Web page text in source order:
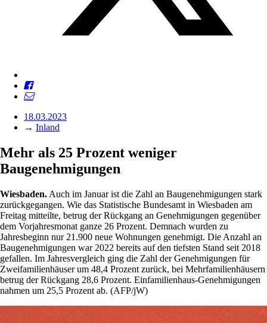
18.03.2023
→ Inland
Mehr als 25 Prozent weniger
Baugenehmigungen
Wiesbaden. Auch im Januar ist die Zahl an Baugenehmigungen stark
zurückgegangen. Wie das Statistische Bundesamt in Wiesbaden am
Freitag mitteilte, betrug der Rückgang an Genehmigungen gegenüber
dem Vorjahresmonat ganze 26 Prozent. Demnach wurden zu
Jahresbeginn nur 21.900 neue Wohnungen genehmigt. Die Anzahl an
Baugenehmigungen war 2022 bereits auf den tiefsten Stand seit 2018
gefallen. Im Jahresvergleich ging die Zahl der Genehmigungen für
Zweifamilienhäuser um 48,4 Prozent zurück, bei Mehrfamilienhäusern
betrug der Rückgang 28,6 Prozent. Einfamilienhaus-Genehmigungen
nahmen um 25,5 Prozent ab. (AFP/jW)